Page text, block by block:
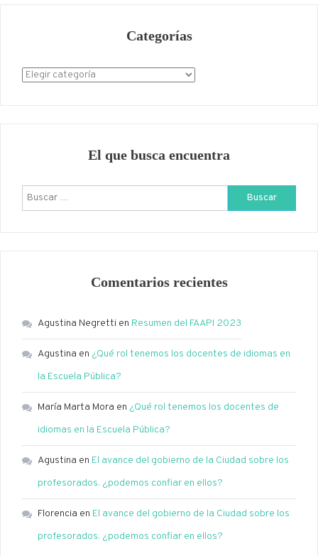
Categorías
Categorías
El que busca encuentra
Buscar:
Comentarios recientes
Agustina Negretti en Resumen del FAAPI 2023
Agustina en ¿Qué rol tenemos los docentes de idiomas en
la Escuela Pública?
María Marta Mora en ¿Qué rol tenemos los docentes de
idiomas en la Escuela Pública?
Agustina en El avance del gobierno de la Ciudad sobre los
profesorados. ¿podemos confiar en ellos?
Florencia en El avance del gobierno de la Ciudad sobre los
profesorados. ¿podemos confiar en ellos?